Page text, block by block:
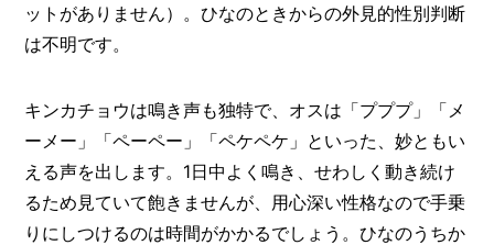
ットがありません）。ひなのときからの外見的性別判断
は不明です。
キンカチョウは鳴き声も独特で、オスは「プププ」「メ
ーメー」「ペーペー」「ペケペケ」といった、妙ともい
える声を出します。1日中よく鳴き、せわしく動き続け
るため見ていて飽きませんが、用心深い性格なので手乗
りにしつけるのは時間がかかるでしょう。ひなのうちか